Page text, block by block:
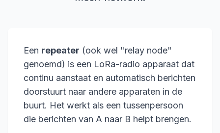
Een repeater (ook wel "relay node"
genoemd) is een LoRa-radio apparaat dat
continu aanstaat en automatisch berichten
doorstuurt naar andere apparaten in de
buurt. Het werkt als een tussenpersoon
die berichten van A naar B helpt brengen.